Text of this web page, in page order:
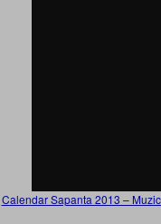
Calendar Sapanta 2013 –